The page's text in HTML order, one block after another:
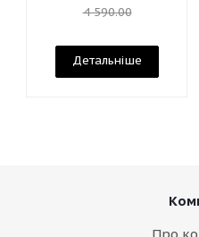
4 590.00
Детальніше